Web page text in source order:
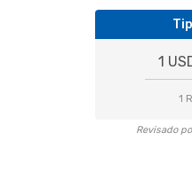
1
1
Revisado